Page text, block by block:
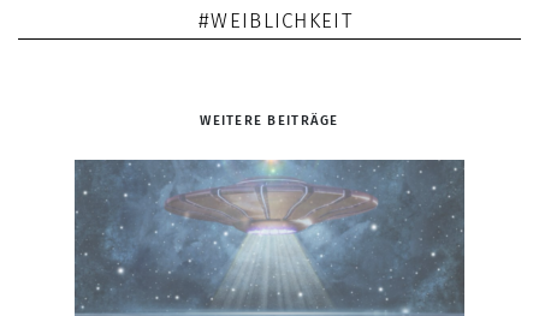
WEIBLICHKEIT
WEITERE BEITRÄGE